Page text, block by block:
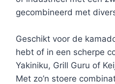
gecombineerd met
Geschikt voor de
hebt of in een scherpe
Yakiniku, Grill Guru of
Met zo’n stoere